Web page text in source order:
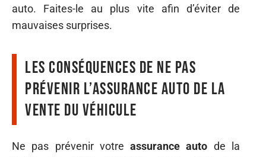
auto. Faites-le au plus vite afin d’éviter de
mauvaises surprises.
Les conséquences de ne pas
prévenir l’assurance auto de la
vente du véhicule
Ne pas prévenir votreassurance auto de la